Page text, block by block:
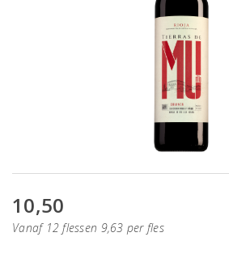
10,50
Vanaf 12 flessen 9,63 per fles